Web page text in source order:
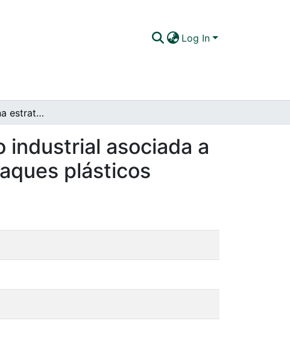
Log In
Propuesta de una estrategia de mantenimiento industrial asociada a la i4.0 en una compañía de fabricación de empaques plásticos
industrial asociada a
plásticos